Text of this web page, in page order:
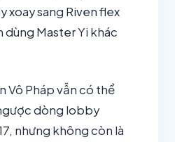
xoay sang Riven flex
dùng Master Yi khác
Vô Pháp vẫn có thể
dòng lobby
nhưng không còn là